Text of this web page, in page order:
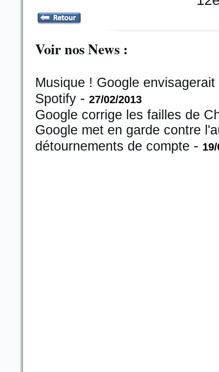
Voir nos News :
Musique ! Google
Spotify - 27/02/2013
Google corrige les failles de
Google met en garde contre
détournements de compte -